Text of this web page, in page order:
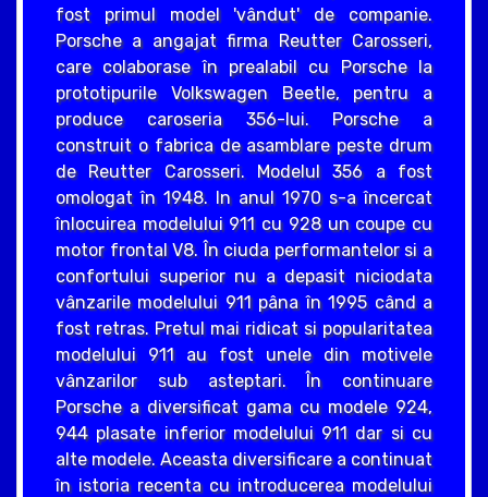
fost primul model 'vândut' de companie.
Porsche a angajat firma Reutter Carosseri,
care colaborase în prealabil cu Porsche la
prototipurile Volkswagen Beetle, pentru a
produce caroseria 356-lui. Porsche a
construit o fabrica de asamblare peste drum
de Reutter Carosseri. Modelul 356 a fost
omologat în 1948. In anul 1970 s-a încercat
înlocuirea modelului 911 cu 928 un coupe cu
motor frontal V8. În ciuda performantelor si a
confortului superior nu a depasit niciodata
vânzarile modelului 911 pâna în 1995 când a
fost retras. Pretul mai ridicat si popularitatea
modelului 911 au fost unele din motivele
vânzarilor sub asteptari. În continuare
Porsche a diversificat gama cu modele 924,
944 plasate inferior modelului 911 dar si cu
alte modele. Aceasta diversificare a continuat
în istoria recenta cu introducerea modelului